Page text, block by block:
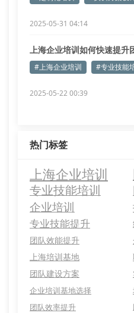
2025-05-31 04:14
上海企业培训如何快速提升
#上海企业培训 #专业技能
2025-05-22 00:39
热门标签
上海企业培训
专业技能培训
企业培训
专业技能提升
团队效能提升
上海培训基地
团队建设方案
企业培训基地选择
团队效率提升